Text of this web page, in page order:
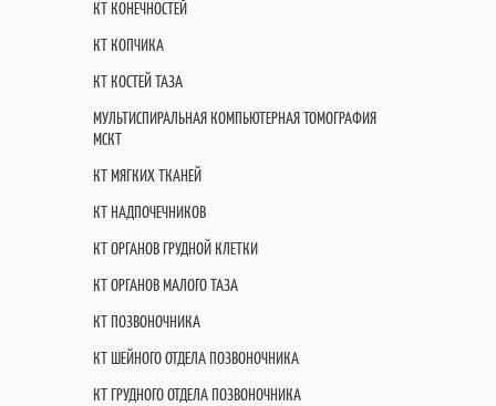
КТ КОНЕЧНОСТЕЙ
КТ КОПЧИКА
КТ КОСТЕЙ ТАЗА
МУЛЬТИСПИРАЛЬНАЯ КОМПЬЮТЕРНАЯ ТОМОГРАФИЯ
МСКТ
КТ МЯГКИХ ТКАНЕЙ
КТ НАДПОЧЕЧНИКОВ
КТ ОРГАНОВ ГРУДНОЙ КЛЕТКИ
КТ ОРГАНОВ МАЛОГО ТАЗА
КТ ПОЗВОНОЧНИКА
КТ ШЕЙНОГО ОТДЕЛА ПОЗВОНОЧНИКА
КТ ГРУДНОГО ОТДЕЛА ПОЗВОНОЧНИКА